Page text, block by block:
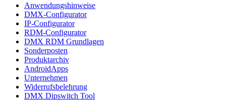
Anwendungshinweise
DMX-Configurator
IP-Configurator
RDM-Configurator
DMX RDM Grundlagen
Sonderposten
Produktarchiv
AndroidApps
Unternehmen
Widerrufsbelehrung
DMX Dipswitch Tool